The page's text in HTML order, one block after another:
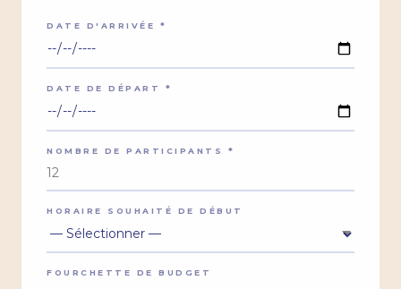
DATE D'ARRIVÉE *
DATE DE DÉPART *
NOMBRE DE PARTICIPANTS *
HORAIRE SOUHAITÉ DE DÉBUT
FOURCHETTE DE BUDGET